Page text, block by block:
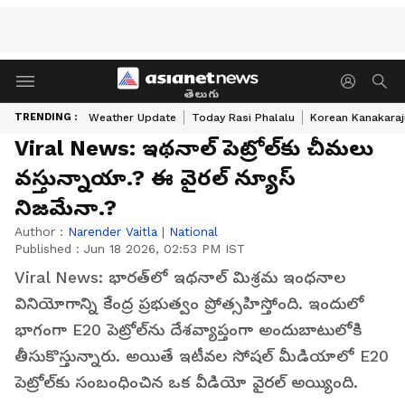
తెలుగు
TRENDING : Weather Update Today Rasi Phalalu Korean
Viral News: ఇథ‌నాల్ పెట్రోల్‌కు చీమ‌లు
వ‌స్తున్నాయా.? ఈ వైర‌ల్ న్యూస్‌
నిజ‌మేనా.?
Author : Narender Vaitla | National
Published : Jun 18 2026, 02:53 PM IST
Viral News: భారత్‌లో ఇథనాల్ మిశ్రమ ఇంధనాల
వినియోగాన్ని కేంద్ర ప్రభుత్వం ప్రోత్సహిస్తోంది. ఇందులో
భాగంగా E20 పెట్రోల్‌ను దేశవ్యాప్తంగా అందుబాటులోకి
తీసుకొస్తున్నారు. అయితే ఇటీవల సోషల్ మీడియాలో E20
పెట్రోల్‌కు సంబంధించిన ఒక వీడియో వైరల్ అయ్యింది.